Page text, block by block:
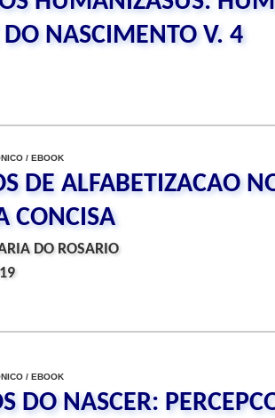
DO NASCIMENTO V. 4
/ EBOOK
DE ALFABETIZACAO
CONCISA
DO ROSARIO
/ EBOOK
DO NASCER: